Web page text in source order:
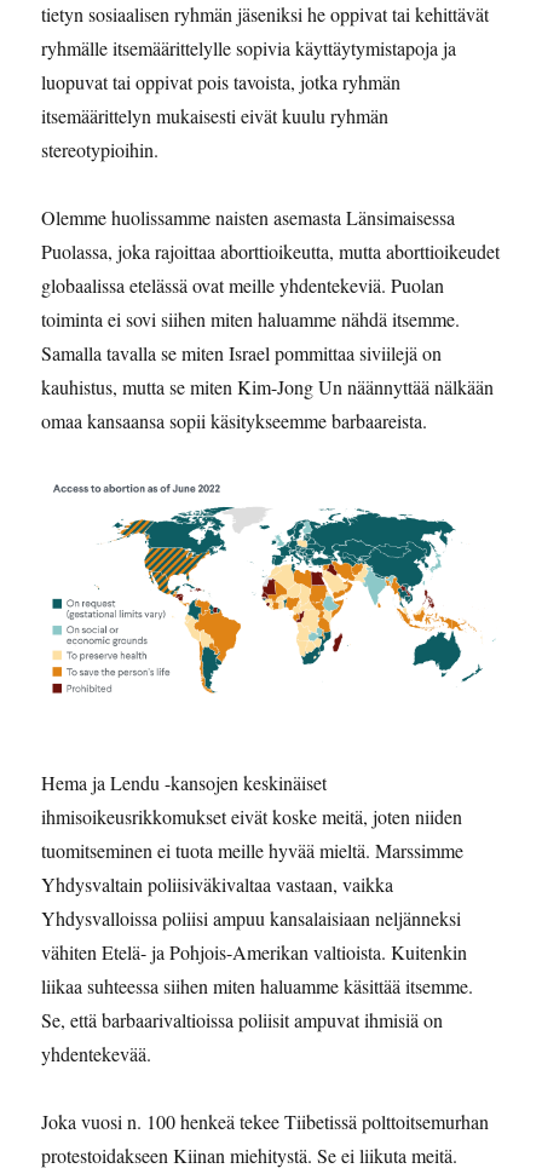
tietyn sosiaalisen ryhmän jäseniksi he oppivat tai kehittävät
ryhmälle itsemäärittelylle sopivia käyttäytymistapoja ja
luopuvat tai oppivat pois tavoista, jotka ryhmän
itsemäärittelyn mukaisesti eivät kuulu ryhmän
stereotypioihin.
Olemme huolissamme naisten asemasta Länsimaisessa
Puolassa, joka rajoittaa aborttioikeutta, mutta aborttioikeudet
globaalissa etelässä ovat meille yhdentekeviä. Puolan
toiminta ei sovi siihen miten haluamme nähdä itsemme.
Samalla tavalla se miten Israel pommittaa siviilejä on
kauhistus, mutta se miten Kim-Jong Un näännyttää nälkään
omaa kansaansa sopii käsitykseemme barbaareista.
Hema ja Lendu -kansojen keskinäiset
ihmisoikeusrikkomukset eivät koske meitä, joten niiden
tuomitseminen ei tuota meille hyvää mieltä. Marssimme
Yhdysvaltain poliisiväkivaltaa vastaan, vaikka
Yhdysvalloissa poliisi ampuu kansalaisiaan neljänneksi
vähiten Etelä- ja Pohjois-Amerikan valtioista. Kuitenkin
liikaa suhteessa siihen miten haluamme käsittää itsemme.
Se, että barbaarivaltioissa poliisit ampuvat ihmisiä on
yhdentekevää.
Joka vuosi n. 100 henkeä tekee Tiibetissä polttoitsemurhan
protestoidakseen Kiinan miehitystä. Se ei liikuta meitä.